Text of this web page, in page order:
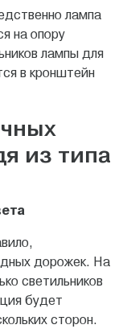
лампа
на опору
лампы для
в кронштейн
из типа
дорожек. На
светильников
будет
сторон.